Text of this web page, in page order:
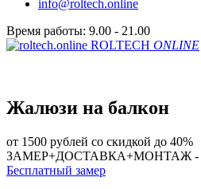
info@roltech.online
Время работы: 9.00 - 21.00
ROLTECH ONLINE
Жалюзи на балкон
от 1500 рублей со скидкой до 40%
ЗАМЕР+ДОСТАВКА+МОНТАЖ -
Бесплатный замер